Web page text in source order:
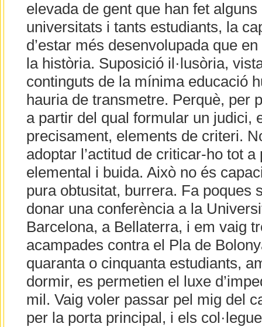
elevada de gent que han fet
universitats i tants estudiants, la
d’estar més desenvolupada que
la història. Suposició il·lusòria,
continguts de la mínima educació
hauria de transmetre. Perquè, per
a partir del qual formular un judici,
precisament, elements de criteri.
adoptar l’actitud de criticar-ho tot a
elemental i buida. Això no és
pura obtusitat, burrera. Fa poques
donar una conferència a la
Barcelona, a Bellaterra, i em vaig
acampades contra el Pla de
quaranta o cinquanta estudiants,
dormir, es permetien el luxe
mil. Vaig voler passar pel mig del
per la porta principal, i els